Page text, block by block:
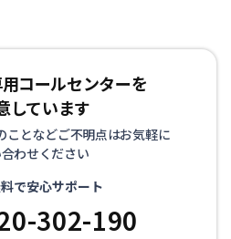
コールセンターを
しています
ことなどご不明点はお気軽に
わせください
で安心サポート
302-190